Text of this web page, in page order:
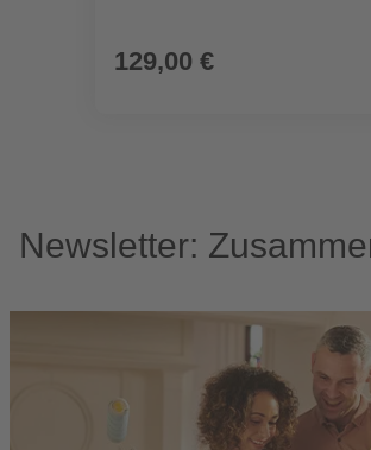
129,00 €
Newsletter: